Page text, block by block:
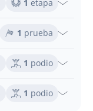
1 etapa
1 prueba
1 podio
1 podio